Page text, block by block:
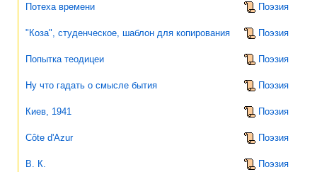
Потеха времени Поэзия
"Коза", студенческое, шаблон для копирования Поэзия
Попытка теодицеи Поэзия
Ну что гадать о смысле бытия Поэзия
Киев, 1941 Поэзия
Côte d'Azur Поэзия
В. К. Поэзия